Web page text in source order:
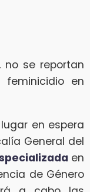
no se reportan
feminicidio en
en espera
General del
en
de Género